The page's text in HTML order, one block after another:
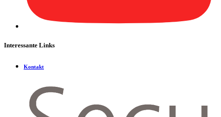
Interessante Links
Kontakt